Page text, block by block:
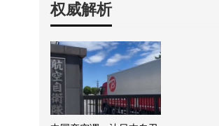
权威解析